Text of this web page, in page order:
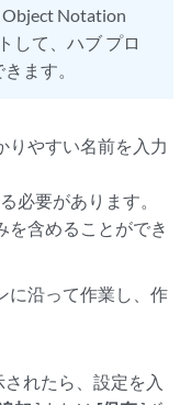
Object Notation
して、ハブ プロ
ます。
りやすい名前を入力
必要があります。
を含めることができ
に沿って作業し、作
れたら、設定を入